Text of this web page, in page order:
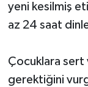
yeni kesilmiş
az 24 saat
Çocuklara sert
gerektiğini